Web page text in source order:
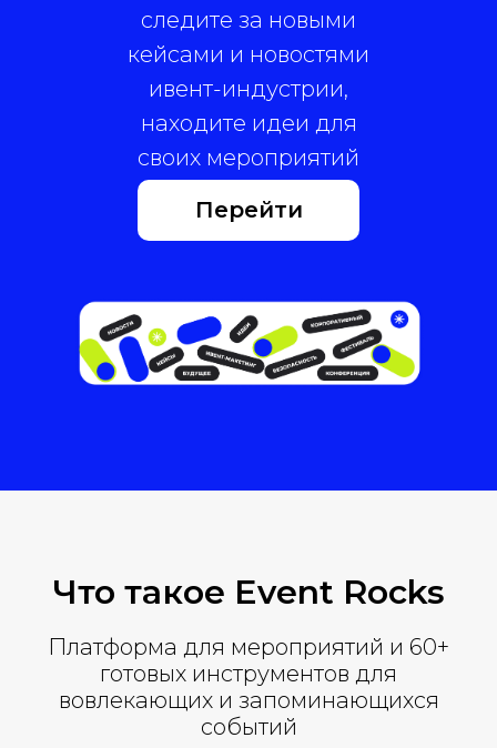
следите за новыми
кейсами и новостями
ивент-индустрии,
находите идеи для
своих мероприятий
Перейти
Что такое Event Rocks
Платформа для мероприятий и 60+
готовых инструментов для
вовлекающих и запоминающихся
событий